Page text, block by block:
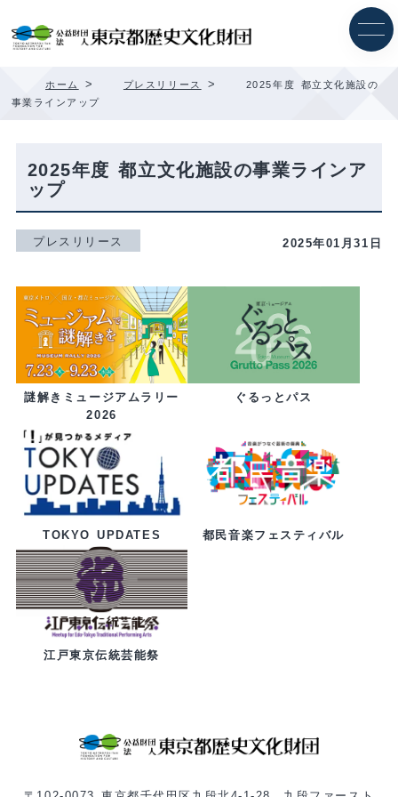
ッ
ホーム > プレスリリース >
2025年度 都立文化施設の
事業ラインアップ
2025年度 都立文化施設の事業ラインア
ップ
プレスリリース 2025年01月31日
謎解きミュージアムラリー
2026
ぐるっとパス
TOKYO UPDATES 都民音楽フェスティバル
江戸東京伝統芸能祭